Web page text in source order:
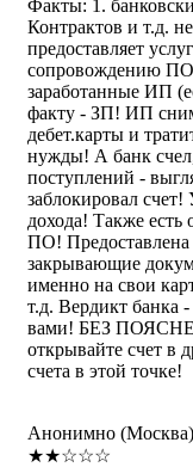
Факты: 1.
Контрактов и т.д.
предоставляет
сопровождению
заработанные ИП
факту - ЗП! ИП
дебет.карты и
нужды! А банк
поступлений -
заблокировал
дохода! Также есть
ПО! Предоставлена
закрывающие
именно на свои
т.д. Вердикт банка
вами! БЕЗ
открывайте счет в
счета в этой точке!
Анонимно (Москва)
★★☆☆☆